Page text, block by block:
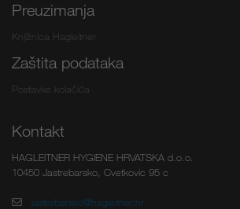
Preuzimanja
Knjižnica Hagleitner
Zaštita podataka
Postavke kolačića
Kontakt
HAGLEITNER HYGIENE HRVATSKA d.o.o.
10450 Jastrebarsko, Cvetkovic 95 c
jastrebarsko@hagleitner.hr